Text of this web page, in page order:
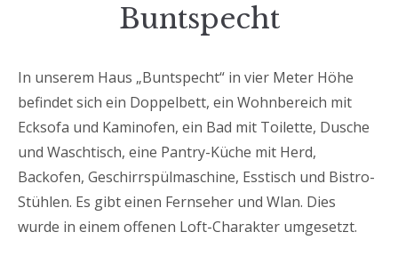
Buntspecht
In unserem Haus „Buntspecht“ in vier Meter Höhe
befindet sich ein Doppelbett, ein Wohnbereich mit
Ecksofa und Kaminofen, ein Bad mit Toilette, Dusche
und Waschtisch, eine Pantry-Küche mit Herd,
Backofen, Geschirrspülmaschine, Esstisch und Bistro-
Stühlen. Es gibt einen Fernseher und Wlan. Dies
wurde in einem offenen Loft-Charakter umgesetzt.